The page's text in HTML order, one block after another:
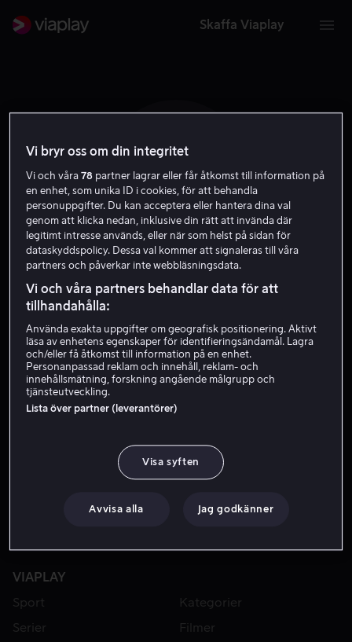
Skaffa Viaplay
S R
Simon Rawles
VIAPLAY
Sport
Kategorier
Serier
Filmer
Vi bryr oss om din integritet
Vi och våra78 partner lagrar eller får åtkomst till information på
en enhet, som unika ID i cookies, för att behandla
personuppgifter. Du kan acceptera eller hantera dina val
genom att klicka nedan, inklusive din rätt att invända där
legitimt intresse används, eller när som helst på sidan för
dataskyddspolicy. Dessa val kommer att signaleras till våra
partners och påverkar inte webbläsningsdata.
Vi och våra partners behandlar data för att
tillhandahålla:
Använda exakta uppgifter om geografisk positionering. Aktivt
läsa av enhetens egenskaper för identifieringsändamål. Lagra
och/eller få åtkomst till information på en enhet.
Personanpassad reklam och innehåll, reklam- och
innehållsmätning, forskning angående målgrupp och
tjänsteutveckling.
Lista över partner (leverantörer)
Visa syften
Avvisa alla Jag godkänner